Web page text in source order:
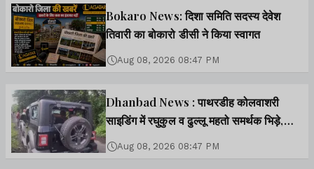
Bokaro News: दिशा समिति सदस्य देवेश
तिवारी का बोकारो डीसी ने किया स्वागत
Aug 08, 2026 08:47 PM
Dhanbad News : पाथरडीह कोलवाशरी
साइडिंग में रघुकुल व ढुल्लू महतो समर्थक भिड़े,
जमकर मारपीट, दर्जनों घायल
Aug 08, 2026 08:47 PM